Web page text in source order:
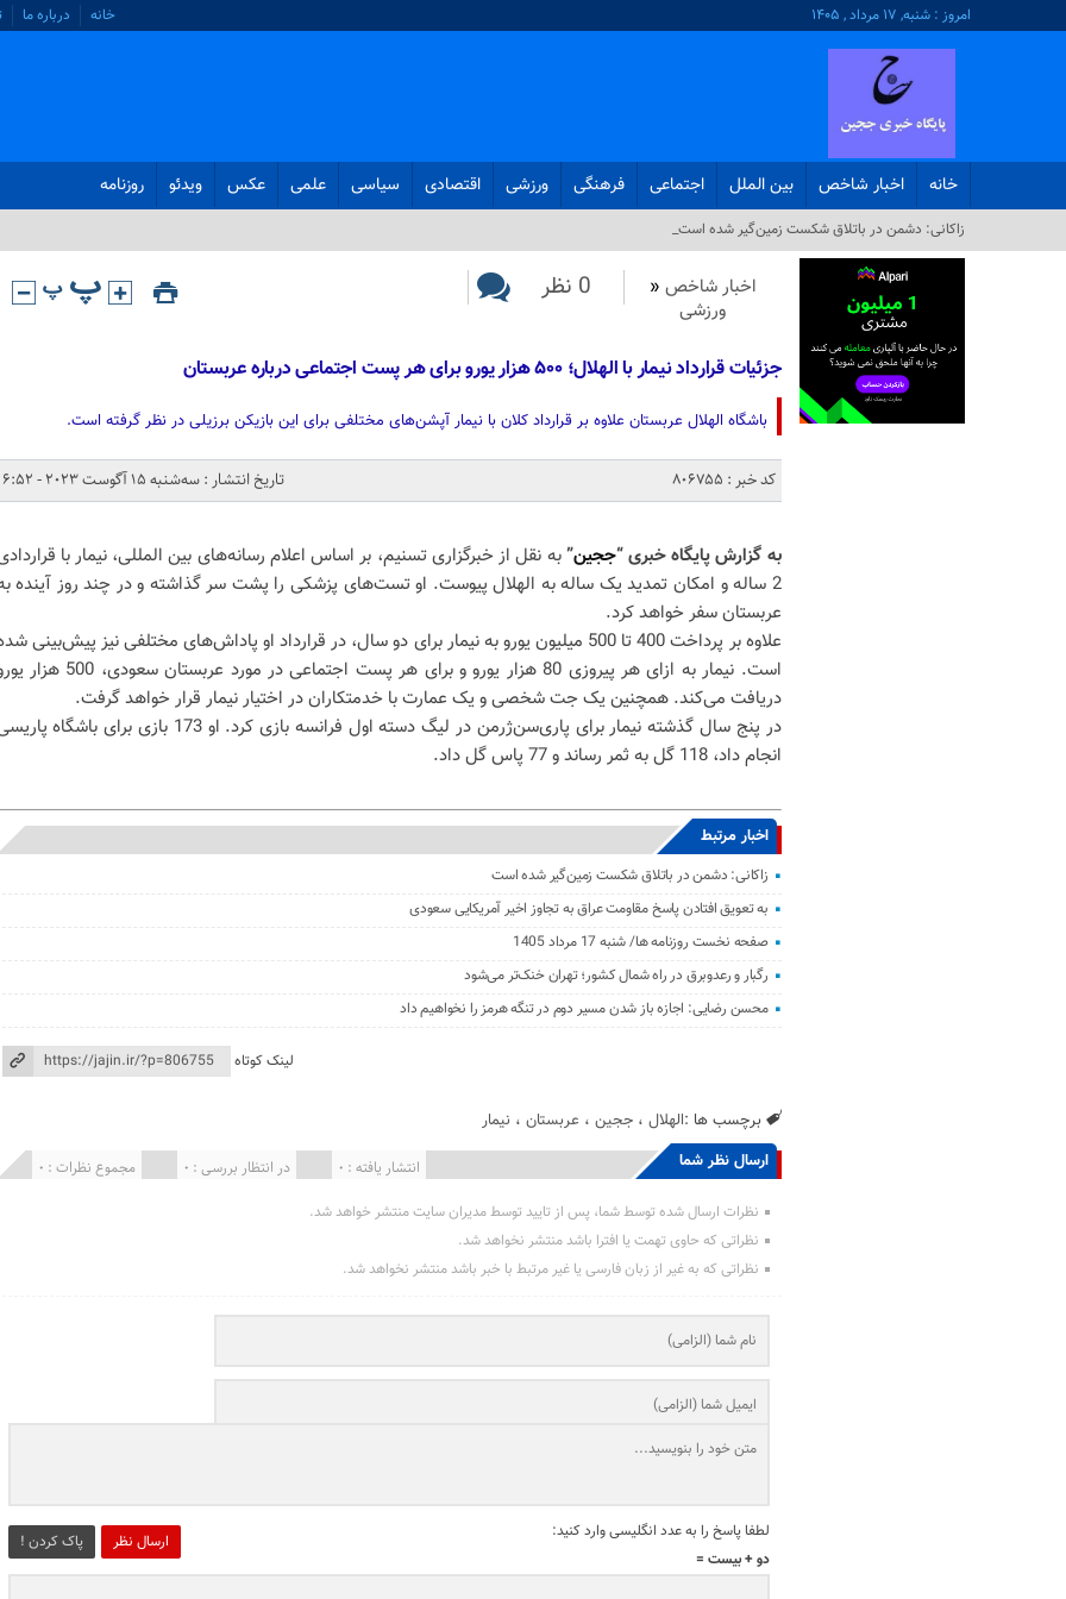
امروز : شنبه, ۱۷ مرداد , ۱۴۰۵ خانه درباره ما
خانه اخبار شاخص بین الملل اجتماعی فرهنگی ورزشی اقتصادی سیاسی علمی عکس ویدئو روزنامه
زاکانی: دشمن در باتلاق شکست زمین‌گیر شده است_
اخبار شاخص «
ورزشی
0 نظر
جزئیات قرارداد نیمار با الهلال؛ ۵۰۰ هزار یورو برای هر پست اجتماعی درباره عربستان
باشگاه الهلال عربستان علاوه بر قرارداد کلان با نیمار آپشن‌های مختلفی برای این بازیکن برزیلی در نظر گرفته است.
کد خبر : 806755 تاریخ انتشار : سه‌شنبه 15 آگوست 2023 - 6:52
به گزارش پایگاه خبری “ججین”به نقل از خبرگزاری تسنیم، بر اساس اعلام رسانه‌های بین المللی، نیمار با
2 ساله و امکان تمدید یک ساله به الهلال پیوست. او تست‌های پزشکی را پشت سر گذاشته و در چند روز آینده
عربستان سفر خواهد کرد.
علاوه بر پرداخت 400 تا 500 میلیون یورو به نیمار برای دو سال، در قرارداد او پاداش‌های مختلفی نیز پیش‌بینی
است. نیمار به ازای هر پیروزی 80 هزار یورو و برای هر پست اجتماعی در مورد عربستان سعودی،
دریافت می‌کند. همچنین یک جت شخصی و یک عمارت با خدمتکاران در اختیار نیمار قرار خواهد گرفت.
در پنج سال گذشته نیمار برای پاری‌سن‌‌ژرمن در لیگ دسته اول فرانسه بازی کرد. او 173 بازی برای باشگاه
انجام داد، 118 گل به ثمر رساند و 77 پاس گل داد.
اخبار مرتبط
زاکانی: دشمن در باتلاق شکست زمین‌گیر شده است
به تعویق افتادن پاسخ مقاومت عراق به تجاوز اخیر آمریکایی سعودی
صفحه نخست روزنامه ها/ شنبه 17 مرداد 1405
رگبار و رعدوبرق در راه شمال کشور؛ تهران خنک‌تر می‌شود
محسن رضایی: اجازه باز شدن مسیر دوم در تنگه هرمز را نخواهیم داد
لینک کوتاه
برچسب ها :الهلال ،ججین ، عربستان ، نیمار
ارسال نظر شما مجموع نظرات : 0 در انتظار بررسی : 0 انتشار یافته : 0
نظرات ارسال شده توسط شما، پس از تایید توسط مدیران سایت منتشر خواهد شد.
نظراتی که حاوی تهمت یا افترا باشد منتشر نخواهد شد.
نظراتی که به غیر از زبان فارسی یا غیر مرتبط با خبر باشد منتشر نخواهد شد.
ارسال نظر پاک کردن !
لطفا پاسخ را به عدد انگلیسی وارد کنید:
دو + بیست =